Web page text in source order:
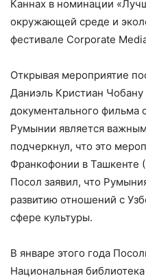
Каннах в номинации
окружающей среде и
фестивале Corporate
Открывая мероприятие
Даниэль Кристиан Чобану
документального фильма
Румынии является
подчеркнул, что это
Франкофонии в Ташкенте
Посол заявил, что
развитию отношений с
сфере культуры.
В январе этого года
Национальная